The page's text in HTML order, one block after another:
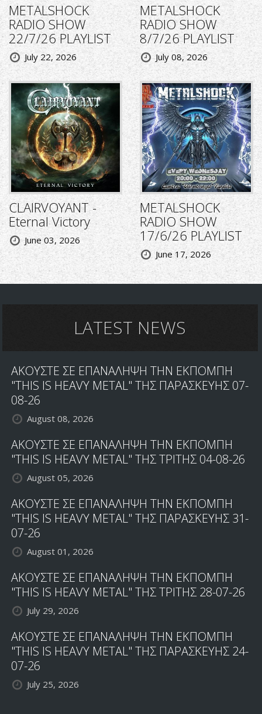
METALSHOCK
RADIO SHOW
22/7/26 PLAYLIST
July 22, 2026
METALSHOCK
RADIO SHOW
8/7/26 PLAYLIST
July 08, 2026
CLAIRVOYANT -
Eternal Victory
June 03, 2026
METALSHOCK
RADIO SHOW
17/6/26 PLAYLIST
June 17, 2026
LATEST NEWS
ΑΚΟΥΣΤΕ ΣΕ ΕΠΑΝΑΛΗΨΗ ΤΗΝ ΕΚΠΟΜΠΗ
"THIS IS HEAVY METAL" ΤΗΣ ΠΑΡΑΣΚΕΥΗΣ 07-
08-26
August 08, 2026
ΑΚΟΥΣΤΕ ΣΕ ΕΠΑΝΑΛΗΨΗ ΤΗΝ ΕΚΠΟΜΠΗ
"THIS IS HEAVY METAL" ΤΗΣ ΤΡΙΤΗΣ 04-08-26
August 05, 2026
ΑΚΟΥΣΤΕ ΣΕ ΕΠΑΝΑΛΗΨΗ ΤΗΝ ΕΚΠΟΜΠΗ
"THIS IS HEAVY METAL" ΤΗΣ ΠΑΡΑΣΚΕΥΗΣ 31-
07-26
August 01, 2026
ΑΚΟΥΣΤΕ ΣΕ ΕΠΑΝΑΛΗΨΗ ΤΗΝ ΕΚΠΟΜΠΗ
"THIS IS HEAVY METAL" ΤΗΣ ΤΡΙΤΗΣ 28-07-26
July 29, 2026
ΑΚΟΥΣΤΕ ΣΕ ΕΠΑΝΑΛΗΨΗ ΤΗΝ ΕΚΠΟΜΠΗ
"THIS IS HEAVY METAL" ΤΗΣ ΠΑΡΑΣΚΕΥΗΣ 24-
07-26
July 25, 2026